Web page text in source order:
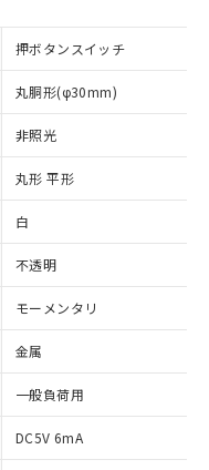
押ボタンスイッチ
丸胴形(φ30mm)
非照光
丸形 平形
白
不透明
モーメンタリ
金属
一般負荷用
DC5V 6mA